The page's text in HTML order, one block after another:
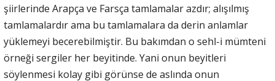
şiirlerinde Arapça ve Farsça tamlamalar azdır; alışılmış
tamlamalardır ama bu tamlamalara da derin anlamlar
yüklemeyi becerebilmiştir. Bu bakımdan o sehl-i mümteni
örneği sergiler her beyitinde. Yani onun beyitleri
söylenmesi kolay gibi görünse de aslında onun